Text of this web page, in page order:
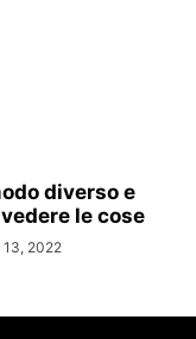
diverso e
le cose
13, 2022